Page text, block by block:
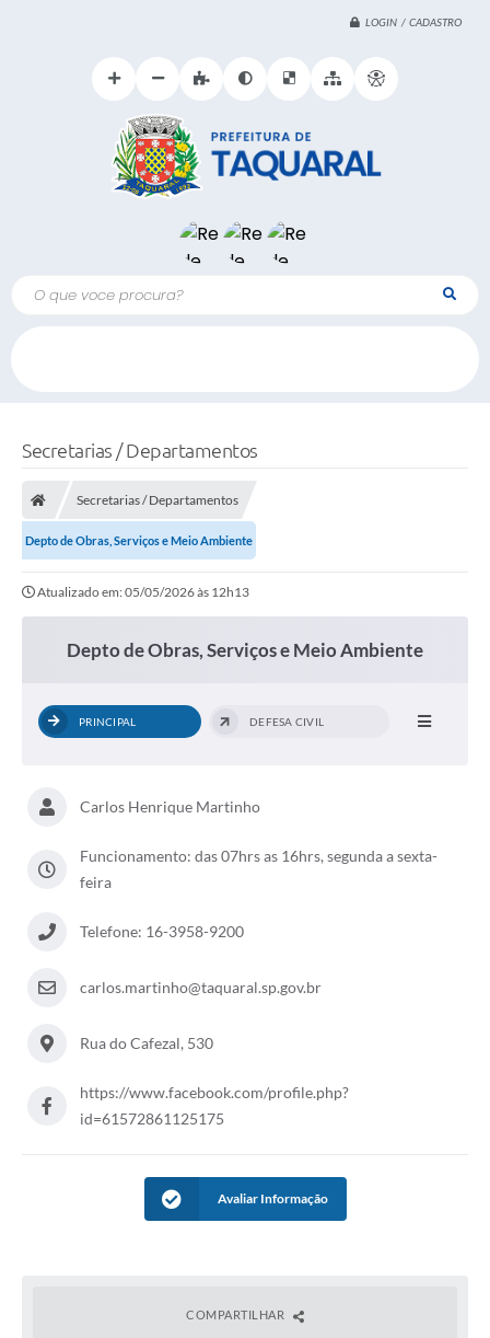
LOGIN / CADASTRO
O que voce procura?
Secretarias / Departamentos
Secretarias / Departamentos
Depto de Obras, Serviços e Meio Ambiente
Atualizado em: 05/05/2026 às 12h13
Depto de Obras, Serviços e Meio Ambiente
PRINCIPAL DEFESA CIVIL
Carlos Henrique Martinho
Funcionamento: das 07hrs as 16hrs, segunda a sexta-
feira
Telefone: 16-3958-9200
carlos.martinho@taquaral.sp.gov.br
Rua do Cafezal, 530
https://www.facebook.com/profile.php?
id=61572861125175
Avaliar Informação
COMPARTILHAR